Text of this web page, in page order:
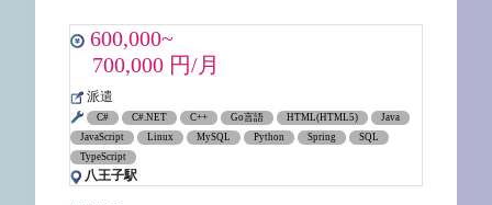
600,000~
700,000 円/月
派遣
C# C#.NET C++ Go言語 HTML(HTML5)
Java
JavaScript
Linux MySQL Python Spring
SQL
TypeScript
八王子駅